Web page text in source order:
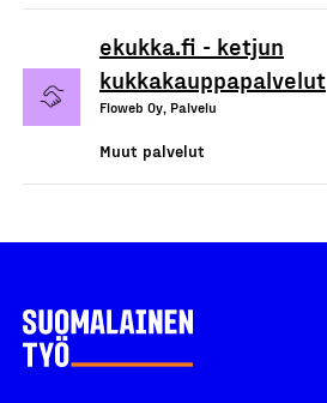
ekukka.fi - ketjun
kukkakauppapalvelut
Floweb Oy, Palvelu
Muut palvelut